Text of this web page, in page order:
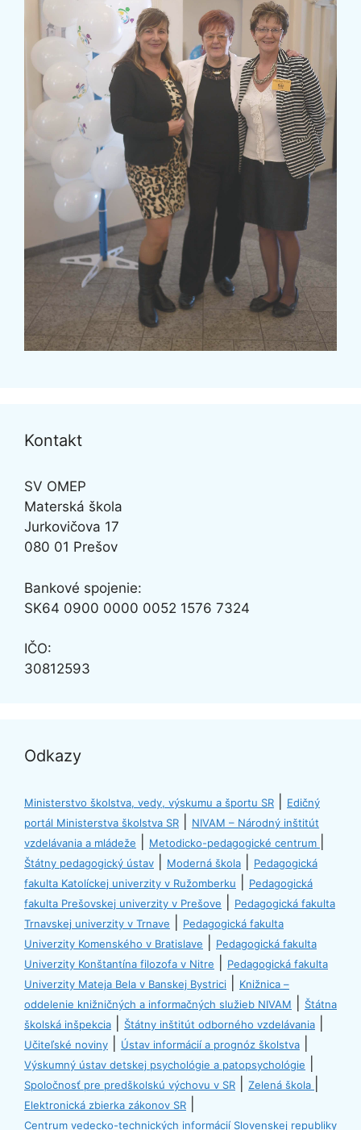
Kontakt
SV OMEP
Materská škola
Jurkovičova 17
080 01 Prešov
Bankové spojenie:
SK64 0900 0000 0052 1576 7324
IČO:
30812593
Odkazy
Ministerstvo školstva, vedy, výskumu a športu SR
Edičný
portál Ministerstva školstva SR
NIVAM – Národný inštitút
vzdelávania a mládeže
Metodicko-pedagogické centrum
Štátny pedagogický ústav Moderná škola
Pedagogická
fakulta Katolíckej univerzity v Ružomberku
Pedagogická
fakulta Prešovskej univerzity v Prešove
Pedagogická fakulta
Trnavskej univerzity v Trnave
Pedagogická fakulta
Univerzity Komenského v Bratislave
Pedagogická fakulta
Univerzity Konštantína filozofa v Nitre
Pedagogická fakulta
Univerzity Mateja Bela v Banskej Bystrici
Knižnica –
oddelenie knižničných a informačných služieb NIVAM
Štátna
školská inšpekcia
Štátny inštitút odborného vzdelávania
Učiteľské noviny Ústav informácií a prognóz školstva
Výskumný ústav detskej psychológie a patopsychológie
Spoločnosť pre predškolskú výchovu v SR Zelená škola
Elektronická zbierka zákonov SR
Centrum vedecko-technických informácií Slovenskej republiky